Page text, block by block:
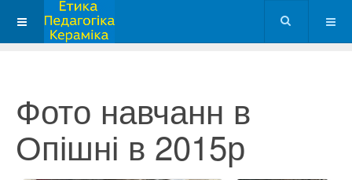
Фото навчанн в
Опішні в 2015р